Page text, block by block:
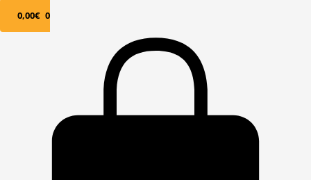
0,00€ 0